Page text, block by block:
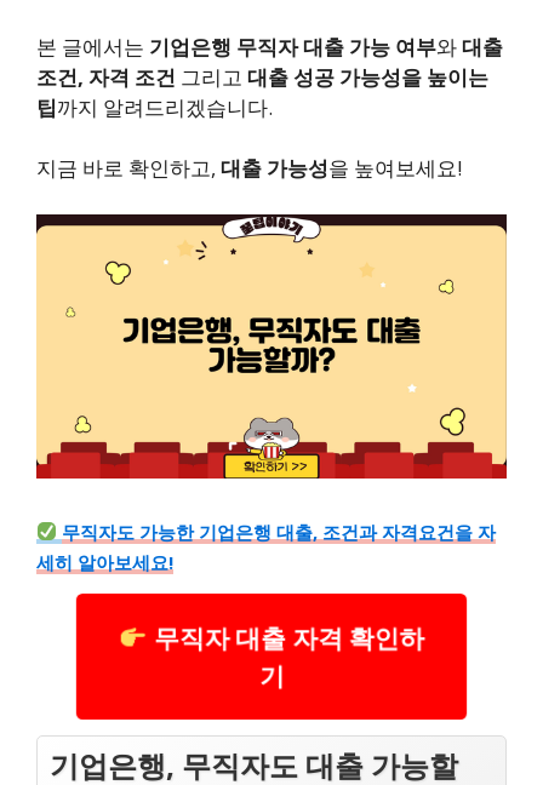
본 글에서는 기업은행 무직자 대출 가능 여부와대출
조건, 자격 조건 그리고 대출 성공 가능성을 높이는
팁까지 알려드리겠습니다.
지금 바로 확인하고, 대출 가능성을 높여보세요!
무직자도 가능한 기업은행 대출, 조건과 자격요건을 자
세히 알아보세요!
무직자 대출 자격 확인하
기
기업은행, 무직자도 대출 가능할